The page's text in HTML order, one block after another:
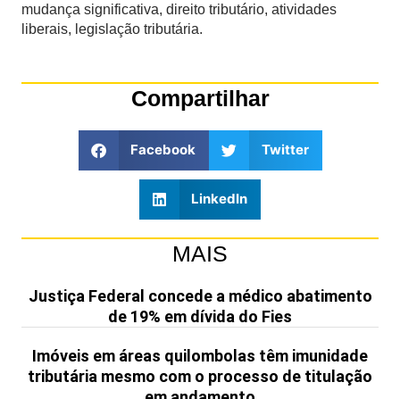
mudança significativa, direito tributário, atividades
liberais, legislação tributária.
Compartilhar
Facebook Twitter
LinkedIn
MAIS
Justiça Federal concede a médico abatimento
de 19% em dívida do Fies
Imóveis em áreas quilombolas têm imunidade
tributária mesmo com o processo de titulação